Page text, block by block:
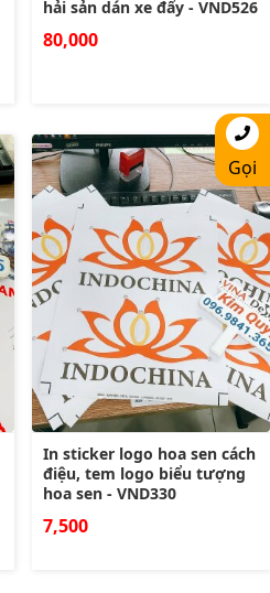
hải sản dán xe đẩy - VND526
80,000
In sticker logo hoa sen cách
điệu, tem logo biểu tượng
hoa sen - VND330
7,500
Gọi